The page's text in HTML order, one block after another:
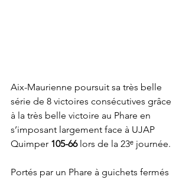
Aix-Maurienne poursuit sa très belle
série de 8 victoires consécutives grâce
à la très belle victoire au Phare en
s’imposant largement face à UJAP
Quimper 105-66 lors de la 23ᵉ journée.
Portés par un Phare à guichets fermés